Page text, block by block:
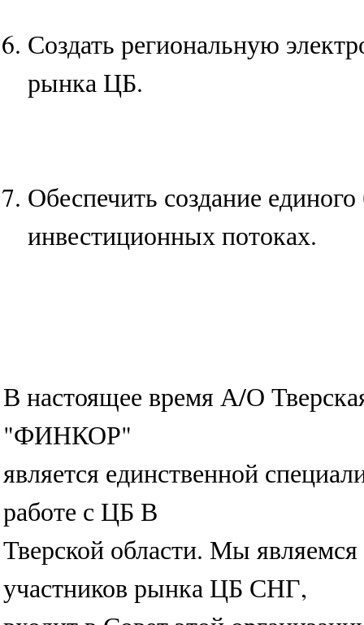
Создать региональную
рынка ЦБ.
Обеспечить создание
инвестиционных потоках.
В настоящее время А/О
"ФИНКОР"
является единственной
работе с ЦБ В
Тверской области. Мы
участников рынка ЦБ СНГ,